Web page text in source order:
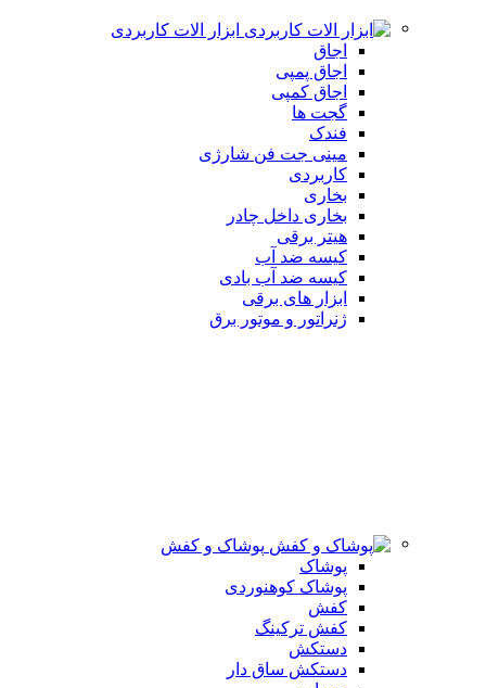
ابزار الات کاربردی
اجاق
اجاق پمپی
اجاق کمپی
گجت ها
فندک
مینی جت فن شارژی
کاربردی
بخاری
بخاری داخل چادر
هیتر برقی
کیسه ضد آب
کیسه ضد آب بادی
ابزار های برقی
ژنراتور و موتور برق
پوشاک و کفش
پوشاک
پوشاک کوهنوردی
کفش
کفش ترکینگ
دستکش
دستکش ساق دار